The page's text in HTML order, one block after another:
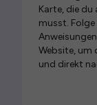
Karte, die du
musst.
Website, um
und direkt